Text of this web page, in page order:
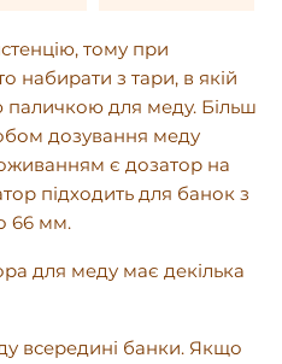
тому при
набирати з тари, в якій
паличкою для меду. Більш
дозування меду
є дозатор на
підходить для банок з
66 мм.
для меду має декілька
всередині банки. Якщо